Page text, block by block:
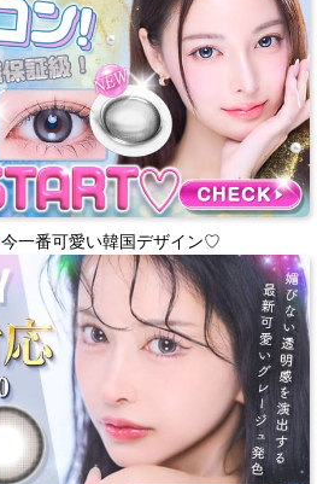
今一番可愛い韓国デザイン♡